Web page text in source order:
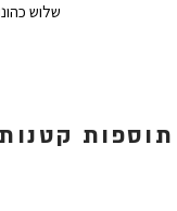
שלוש
תוספות